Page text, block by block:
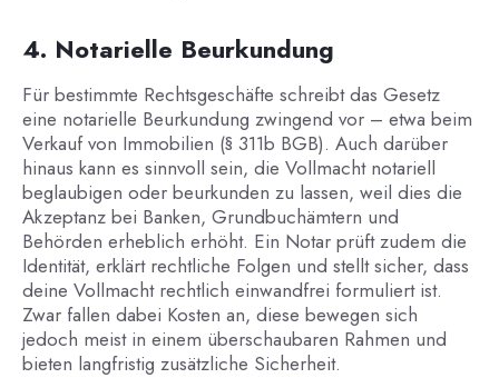
4. Notarielle Beurkundung
Für bestimmte Rechtsgeschäfte schreibt das Gesetz
eine notarielle Beurkundung zwingend vor – etwa beim
Verkauf von Immobilien (§ 311b BGB). Auch darüber
hinaus kann es sinnvoll sein, die Vollmacht notariell
beglaubigen oder beurkunden zu lassen, weil dies die
Akzeptanz bei Banken, Grundbuchämtern und
Behörden erheblich erhöht. Ein Notar prüft zudem die
Identität, erklärt rechtliche Folgen und stellt sicher, dass
deine Vollmacht rechtlich einwandfrei formuliert ist.
Zwar fallen dabei Kosten an, diese bewegen sich
jedoch meist in einem überschaubaren Rahmen und
bieten langfristig zusätzliche Sicherheit.